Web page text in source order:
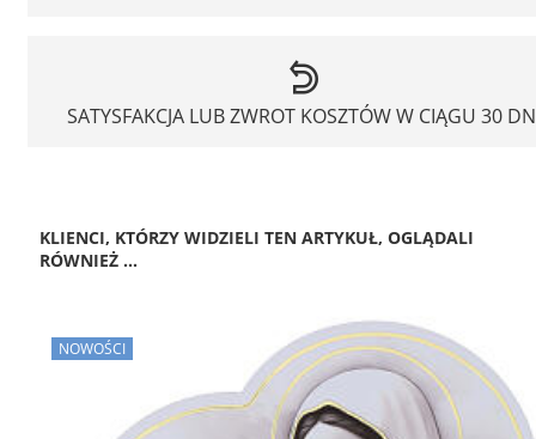
SATYSFAKCJA LUB ZWROT KOSZTÓW W CIĄGU 30
KLIENCI, KTÓRZY WIDZIELI TEN ARTYKUŁ, OGLĄDALI
RÓWNIEŻ ...
NOWOŚCI